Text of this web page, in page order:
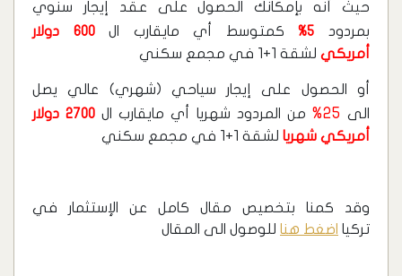
حيث أنه بإمكانك الحصول على عقد إيجار سنوي
بمردود 5% كمتوسط أي مايقارب ال
600 دولار
أمريكي لشقة 1+1 في مجمع سكني
أو الحصول على إيجار سياحي (شهري) عالي يصل
الى 25% من المردود شهريا أي مايقارب ال
2700 دولار
أمريكي شهريا لشقة 1+1 في مجمع سكني
وقد كمنا بتخصيص مقال كامل عن الإستثمار في
تركيا اضغط هنا للوصول الى المقال